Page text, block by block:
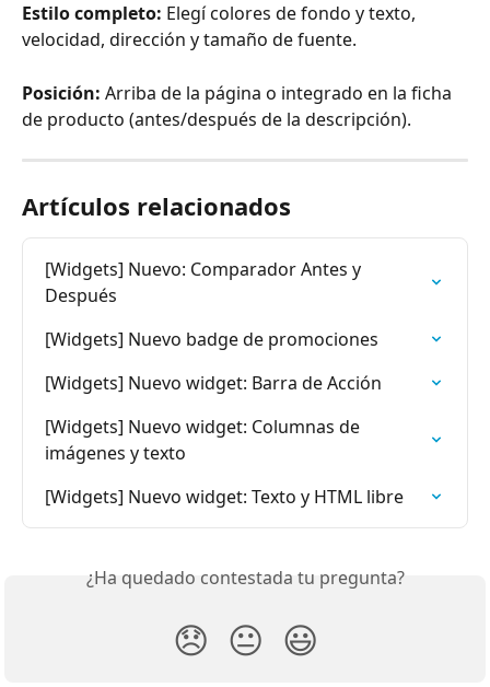
Estilo completo: Elegí colores de fondo y texto,
velocidad, dirección y tamaño de fuente.
Posición: Arriba de la página o integrado en la ficha
de producto (antes/después de la descripción).
Artículos relacionados
[Widgets] Nuevo: Comparador Antes y
Después
[Widgets] Nuevo badge de promociones
[Widgets] Nuevo widget: Barra de Acción
[Widgets] Nuevo widget: Columnas de
imágenes y texto
[Widgets] Nuevo widget: Texto y HTML libre
¿Ha quedado contestada tu pregunta?
😞 😐 😃